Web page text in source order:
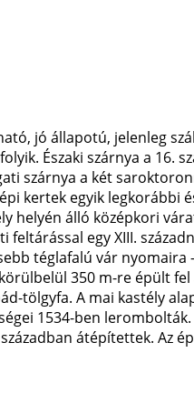
jó állapotú, jelenleg
Északi szárnya a 16.
szárnya a két
kertek egyik legkorábbi
helyén álló középkori
feltárással egy XIII.
téglafalú vár
350 m-re épült
tölgyfa. A mai kastély
1534-ben
átépítettek. Az